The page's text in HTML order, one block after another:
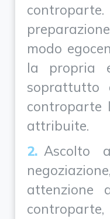
modo
la propria
soprattutto
controparte
attribuite.
Ascolto
attenzione